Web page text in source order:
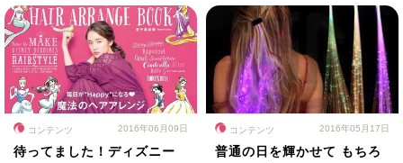
コンテンツ 2016年06月09日
待ってました！ディズニー
コンテンツ 2016年05月17日
普通の日を輝かせて もちろ